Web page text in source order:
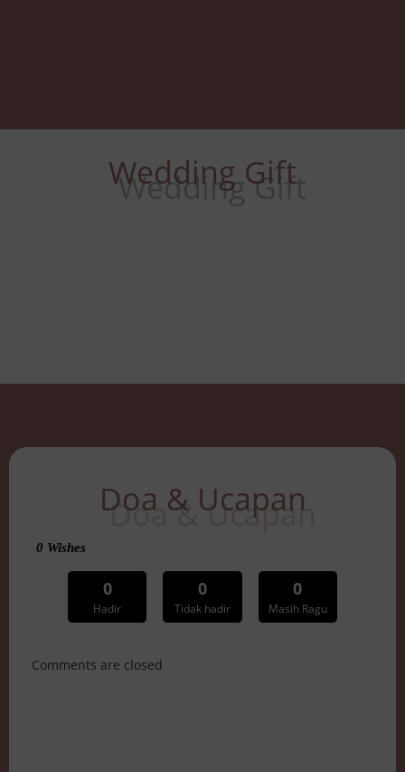
Wedding Gift
Doa & Ucapan
0 Wishes
0
Hadir
0
Tidak hadir
0
Masih Ragu
Comments are closed